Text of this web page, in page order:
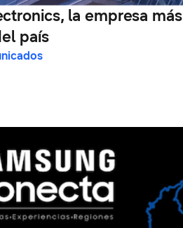
la empresa más
país